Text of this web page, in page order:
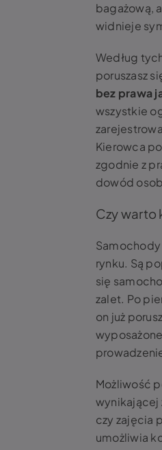
bagażową,
widnieje
Według
poruszasz
bez prawa
wszystkie
Kierowca
zgodnie z
dowód
Czy warto
rynku. Są
się
zalet. Po
on już
Możliwość
wynikającej
czy zajęcia
umożliwia